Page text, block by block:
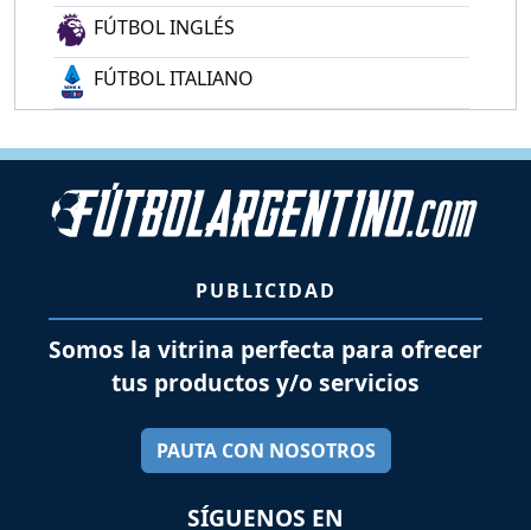
FÚTBOL INGLÉS
FÚTBOL ITALIANO
PUBLICIDAD
Somos la vitrina perfecta para ofrecer
tus productos y/o servicios
PAUTA CON NOSOTROS
SÍGUENOS EN